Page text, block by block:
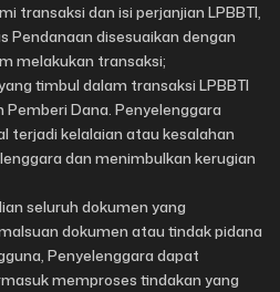
transaksi dan isi perjanjian LPBBTI,
disesuaikan dengan
melakukan transaksi;
timbul dalam transaksi LPBBTI
Dana. Penyelenggara
terjadi kelalaian atau kesalahan
dan menimbulkan kerugian
seluruh dokumen yang
dokumen atau tindak pidana
Penyelenggara dapat
memproses tindakan yang